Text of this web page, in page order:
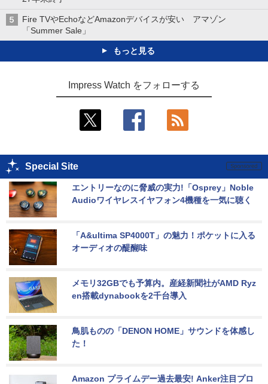
Fire TVやEchoなどAmazonデバイスが安い アマゾン
「Summer Sale」
もっと見る
Impress Watch をフォローする
Special Site
エントリーなのに脅威の実力!「Osprey」Noble
Audioワイヤレスイヤフォン4機種を一気に聴く
「A&ultima SP4000T」の魅力！ポケットに入る
オーディオの醍醐味
メモリ32GBでも予算内。産経新聞社がAMD Ryz
en搭載dynabookを2千台導入
鳥肌ものの「DENON HOME」サウンドを体感し
た！
Amazon プライムデー過去最安! Anker注目プロ